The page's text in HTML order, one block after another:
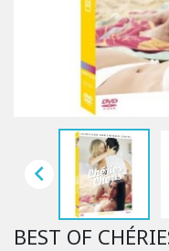

BEST OF